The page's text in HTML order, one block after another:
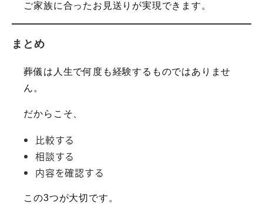
ご家族に合ったお見送りが実現できます。
まとめ
葬儀は人生で何度も経験するものではありませ
ん。
だからこそ、
比較する
相談する
内容を確認する
この3つが大切です。